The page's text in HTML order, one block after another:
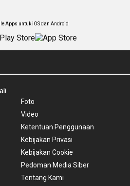
Apps untuk iOS dan Android
Foto
Video
Ketentuan Penggunaan
Kebijakan Privasi
Kebijakan Cookie
Pedoman Media Siber
Tentang Kami